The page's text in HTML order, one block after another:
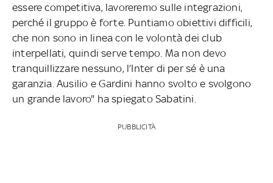
essere competitiva, lavoreremo sulle integrazioni,
perché il gruppo è forte. Puntiamo obiettivi difficili,
che non sono in linea con le volontà dei club
interpellati, quindi serve tempo. Ma non devo
tranquillizzare nessuno, l’Inter di per sé è una
garanzia. Ausilio e Gardini hanno svolto e svolgono
un grande lavoro" ha spiegato Sabatini.
PUBBLICITÀ